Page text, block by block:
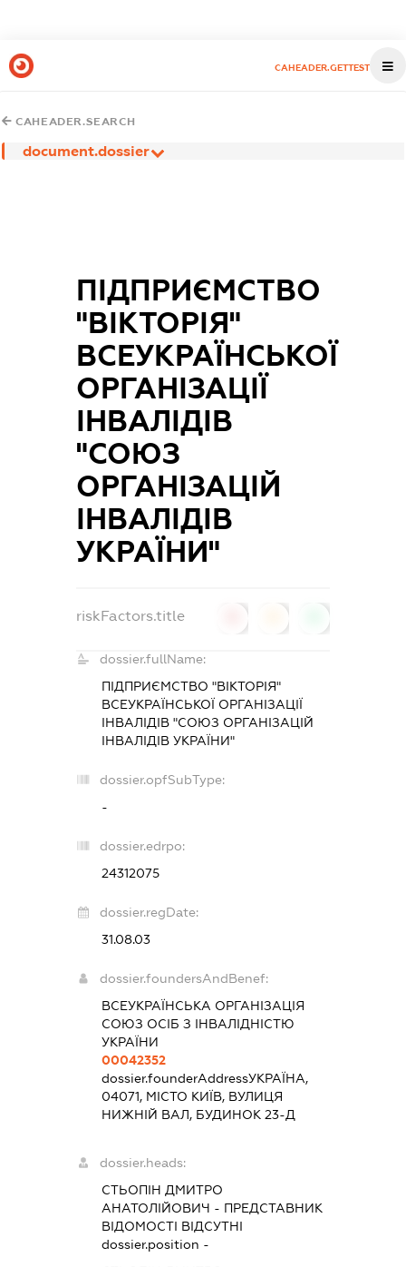
CAHEADER.GETTEST
CAHEADER.SEARCH
document.dossier
ПІДПРИЄМСТВО
"ВІКТОРІЯ"
ВСЕУКРАЇНСЬКОЇ
ОРГАНІЗАЦІЇ
ІНВАЛІДІВ
"СОЮЗ
ОРГАНІЗАЦІЙ
ІНВАЛІДІВ
УКРАЇНИ"
riskFactors.title
dossier.fullName:
ПІДПРИЄМСТВО "ВІКТОРІЯ"
ВСЕУКРАЇНСЬКОЇ ОРГАНІЗАЦІЇ
ІНВАЛІДІВ "СОЮЗ ОРГАНІЗАЦІЙ
ІНВАЛІДІВ УКРАЇНИ"
dossier.opfSubType:
-
dossier.edrpo:
24312075
dossier.regDate:
31.08.03
dossier.foundersAndBenef:
ВСЕУКРАЇНСЬКА ОРГАНІЗАЦІЯ
СОЮЗ ОСІБ З ІНВАЛІДНІСТЮ
УКРАЇНИ
00042352
dossier.founderAddressУКРАЇНА,
04071, МІСТО КИЇВ, ВУЛИЦЯ
НИЖНІЙ ВАЛ, БУДИНОК 23-Д
dossier.heads:
СТЬОПІН ДМИТРО
АНАТОЛІЙОВИЧ - ПРЕДСТАВНИК
ВІДОМОСТІ ВІДСУТНІ
dossier.position -